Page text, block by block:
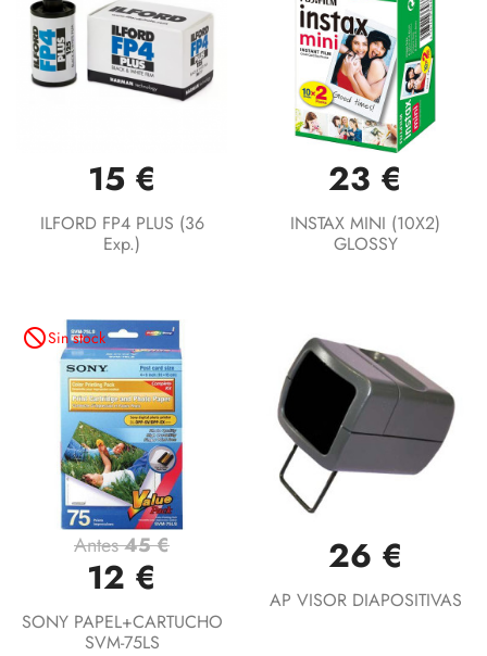
15 €
ILFORD FP4 PLUS (36
Exp.)
23 €
INSTAX MINI (10X2)
GLOSSY
not_interestedSin stock
Antes45 €
12 €
SONY PAPEL+CARTUCHO
SVM-75LS
26 €
AP VISOR DIAPOSITIVAS